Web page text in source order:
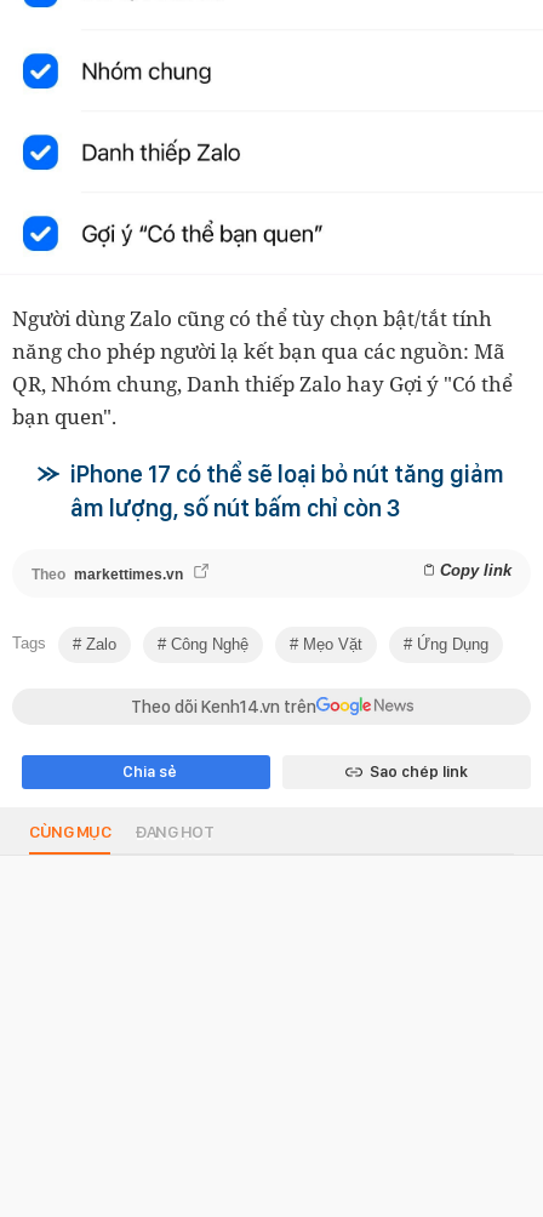
Người dùng Zalo cũng có thể tùy chọn bật/tắt tính
năng cho phép người lạ kết bạn qua các nguồn: Mã
QR, Nhóm chung, Danh thiếp Zalo hay Gợi ý "Có thể
bạn quen".
iPhone 17 có thể sẽ loại bỏ nút tăng giảm
âm lượng, số nút bấm chỉ còn 3
Theo markettimes.vn Copy link
Tags Zalo Công Nghệ Mẹo Vặt Ứng Dụng
Theo dõi Kenh14.vn trên
Chia sẻ Sao chép link
CÙNG MỤC ĐANG HOT